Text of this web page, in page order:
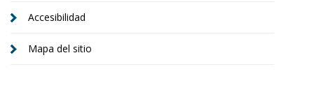
Accesibilidad
Mapa del sitio